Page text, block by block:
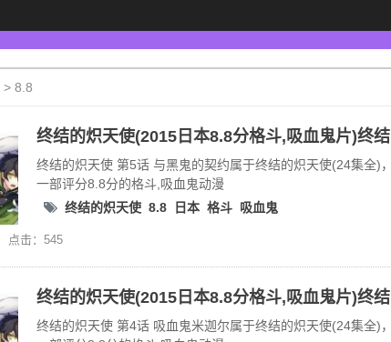
> 8.8
终结的炽天使 第5话 与黑鬼的契约属于终结的炽天使(24集全)
一部评分8.8分的格斗,吸血鬼动漫
终结的炽天使 8.8 日本 格斗 吸血鬼
点击：545
终结的炽天使 第4话 吸血鬼米迦尔属于终结的炽天使(24集全)